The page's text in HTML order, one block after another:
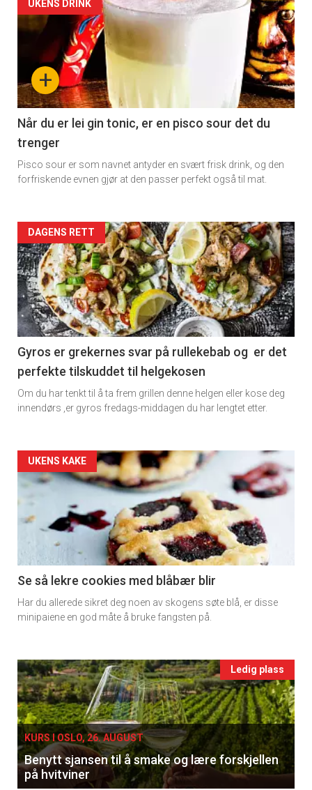
×
Få ukentlige nyhetsbrev fra
Apéritif
Vi tilbyr flere ukentlige nyhetsbrev. Du
tilsendt.
Artikler
detail
section
11
Dagens
rett
+
UKENS DRINK
Når du er lei gin tonic, er en pisco sour det du
trenger
Pisco sour er som navnet antyder en svært frisk drink, og den
forfriskende evnen gjør at den passer perfekt også til mat.
Artikler
detail
-
section
11
Dagens
rett
DAGENS RETT
Gyros er grekernes svar på rullekebab og er det
perfekte tilskuddet til helgekosen
Om du har tenkt til å ta frem grillen denne helgen eller kose deg
innendørs ,er gyros fredags-middagen du har lengtet etter.
Artikler
detail
-
section
11
Ukens
UKENS KAKE
Se så lekre cookies med blåbær blir
Har du allerede sikret deg noen av skogens søte blå, er disse
minipaiene en god måte å bruke fangsten på.
Events
single
Ledig plass
KURS I OSLO, 26. AUGUST
Benytt sjansen til å smake og lære forskjellen
på hvitviner